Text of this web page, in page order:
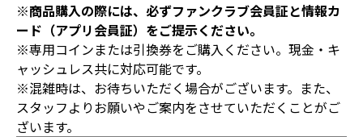
※商品購入の際には、必ずファンクラブ会員証と情報カ
ード（アプリ会員証）をご提示ください。
※専用コインまたは引換券をご購入ください。現金・キ
ャッシュレス共に対応可能です。
※混雑時は、お待ちいただく場合がございます。また、
スタッフよりお願いやご案内をさせていただくことがご
ざいます。